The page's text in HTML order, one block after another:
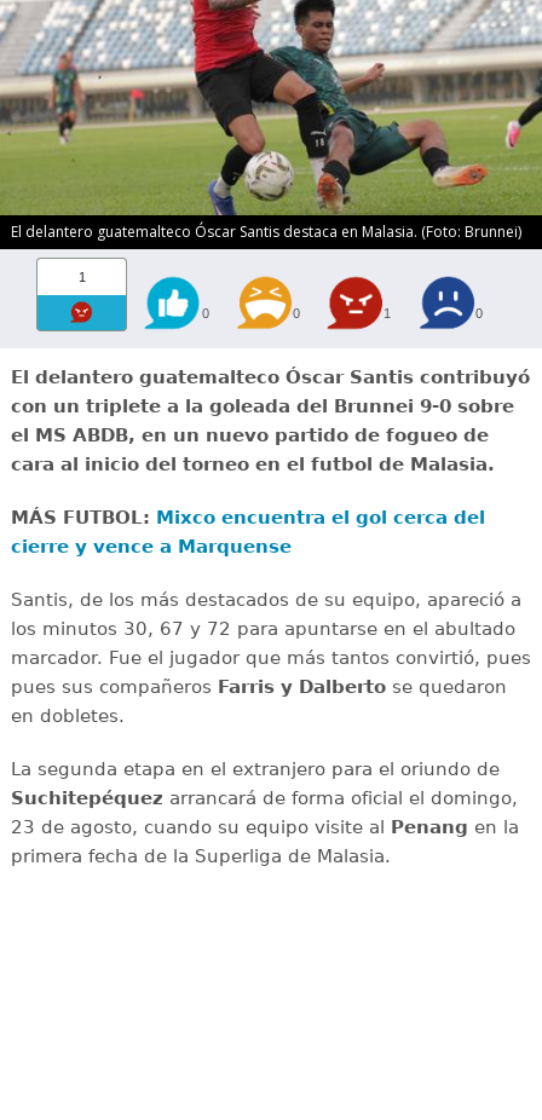
El delantero guatemalteco Óscar Santis destaca en Malasia. (Foto: Brunnei)
1
0 0 1 0
El delantero guatemalteco Óscar Santis contribuyó
con un triplete a la goleada del Brunnei 9-0 sobre
el MS ABDB, en un nuevo partido de fogueo de
cara al inicio del torneo en el futbol de Malasia.
MÁS FUTBOL: Mixco encuentra el gol cerca del
cierre y vence a Marquense
Santis, de los más destacados de su equipo, apareció a
los minutos 30, 67 y 72 para apuntarse en el abultado
marcador. Fue el jugador que más tantos convirtió, pues
pues sus compañeros Farris y Dalbertose quedaron
en dobletes.
La segunda etapa en el extranjero para el oriundo de
Suchitepéquez arrancará de forma oficial el domingo,
23 de agosto, cuando su equipo visite al Penang en la
primera fecha de la Superliga de Malasia.